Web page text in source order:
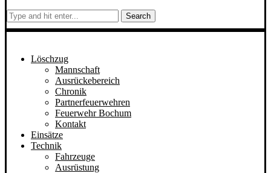
Search
Löschzug
Mannschaft
Ausrückebereich
Chronik
Partnerfeuerwehren
Feuerwehr Bochum
Kontakt
Einsätze
Technik
Fahrzeuge
Ausrüstung